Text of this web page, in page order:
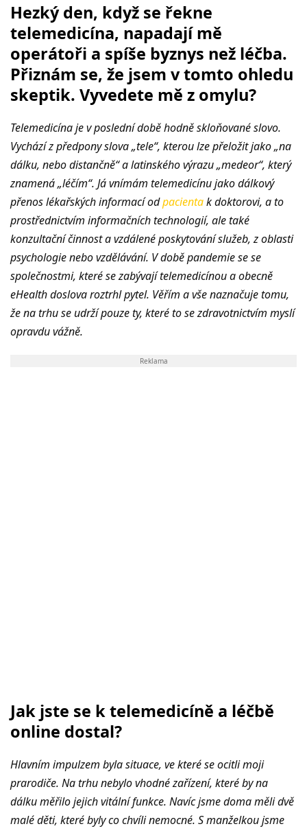
Hezký den, když se řekne
telemedicína, napadají mě
operátoři a spíše byznys než léčba.
Přiznám se, že jsem v tomto ohledu
skeptik. Vyvedete mě z omylu?
Telemedicína je v poslední době hodně skloňované slovo.
Vychází z předpony slova „tele“, kterou lze přeložit jako „na
dálku, nebo distančně“ a latinského výrazu „medeor“, který
znamená „léčím“. Já vnímám telemedicínu jako dálkový
přenos lékařských informací odpacientak doktorovi, a to
prostřednictvím informačních technologií, ale také
konzultační činnost a vzdálené poskytování služeb, z oblasti
psychologie nebo vzdělávání. V době pandemie se se
společnostmi, které se zabývají telemedicínou a obecně
eHealth doslova roztrhl pytel. Věřím a vše naznačuje tomu,
že na trhu se udrží pouze ty, které to se zdravotnictvím myslí
opravdu vážně.
Reklama
Jak jste se k telemedicíně a léčbě
online dostal?
Hlavním impulzem byla situace, ve které se ocitli moji
prarodiče. Na trhu nebylo vhodné zařízení, které by na
dálku měřilo jejich vitální funkce. Navíc jsme doma měli dvě
malé děti, které byly co chvíli nemocné. S manželkou jsme